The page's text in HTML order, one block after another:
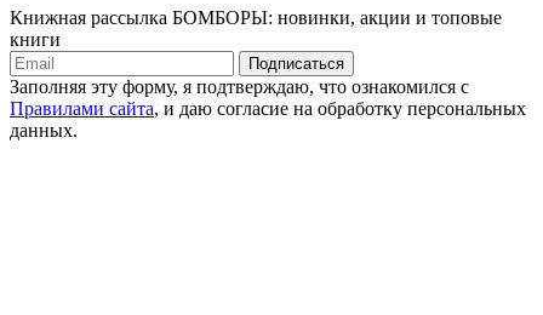
Книжная рассылка БОМБОРЫ: новинки, акции и топовые
книги
Подписаться
Заполняя эту форму, я подтверждаю, что ознакомился с
Правилами сайта, и даю согласие на обработку персональных
данных.